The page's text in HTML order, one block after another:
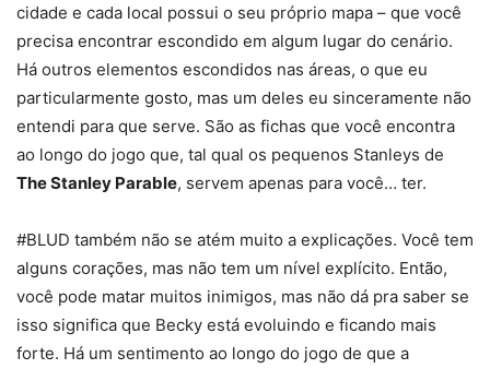
cidade e cada local possui o seu próprio mapa – que você
precisa encontrar escondido em algum lugar do cenário.
Há outros elementos escondidos nas áreas, o que eu
particularmente gosto, mas um deles eu sinceramente não
entendi para que serve. São as fichas que você encontra
ao longo do jogo que, tal qual os pequenos Stanleys de
The Stanley Parable, servem apenas para você… ter.
#BLUD também não se atém muito a explicações. Você tem
alguns corações, mas não tem um nível explícito. Então,
você pode matar muitos inimigos, mas não dá pra saber se
isso significa que Becky está evoluindo e ficando mais
forte. Há um sentimento ao longo do jogo de que a